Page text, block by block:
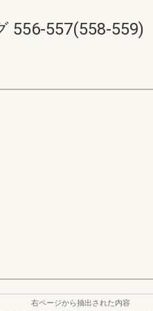
556-557(558-559)
右ページから抽出された内容